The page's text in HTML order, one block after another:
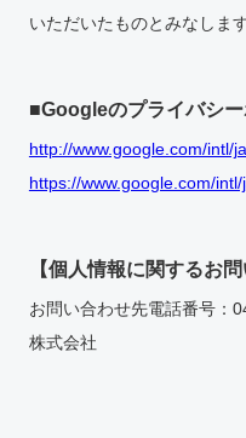
いただいたものとみなします
■Googleのプライバシ
http://www.google.com/intl/
https://www.google.com/
【個人情報に関するお
お問い合わせ先電話番号：
株式会社